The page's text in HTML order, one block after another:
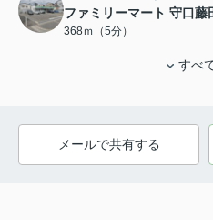
ファミリーマート 守口藤
368ｍ（5分）
すべ
メールで共有する